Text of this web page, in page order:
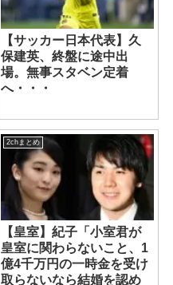
【サッカー日本代表】久
保建英、終盤に途中出
場。無事スタベン定着
へ・・・
2chまとめ
【皇室】紀子「小室君が
皇室に関わらないこと、1
億4千万円の一時金を受け
取らないなら結婚を認め